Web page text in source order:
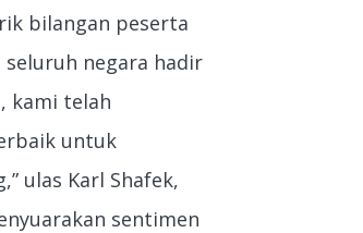
bilangan peserta
negara hadir
kami telah
untuk
ulas Karl Shafek,
sentimen